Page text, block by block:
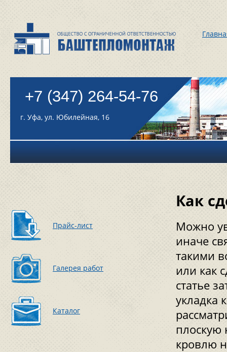
+7 (347) 264-54-76
г. Уфа, ул. Юбилейная, 16
Прайс-лист
Галерея работ
Каталог
Как
Можно
иначе
такими
или как
статье
укладка
плоскую
кровлю